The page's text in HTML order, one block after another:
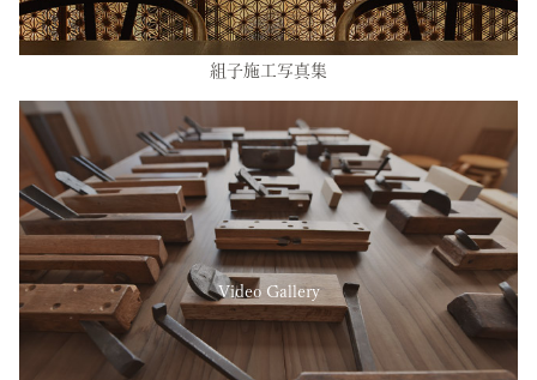
組子施工写真集
Video Gallery